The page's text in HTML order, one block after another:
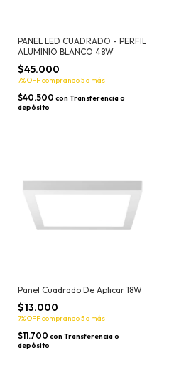
PANEL LED CUADRADO - PERFIL
ALUMINIO BLANCO 48W
$45.000
7% OFFcomprando 5 o más
$40.500 con Transferencia o
depósito
Panel Cuadrado De Aplicar 18W
$13.000
7% OFFcomprando 5 o más
$11.700 con Transferencia o
depósito